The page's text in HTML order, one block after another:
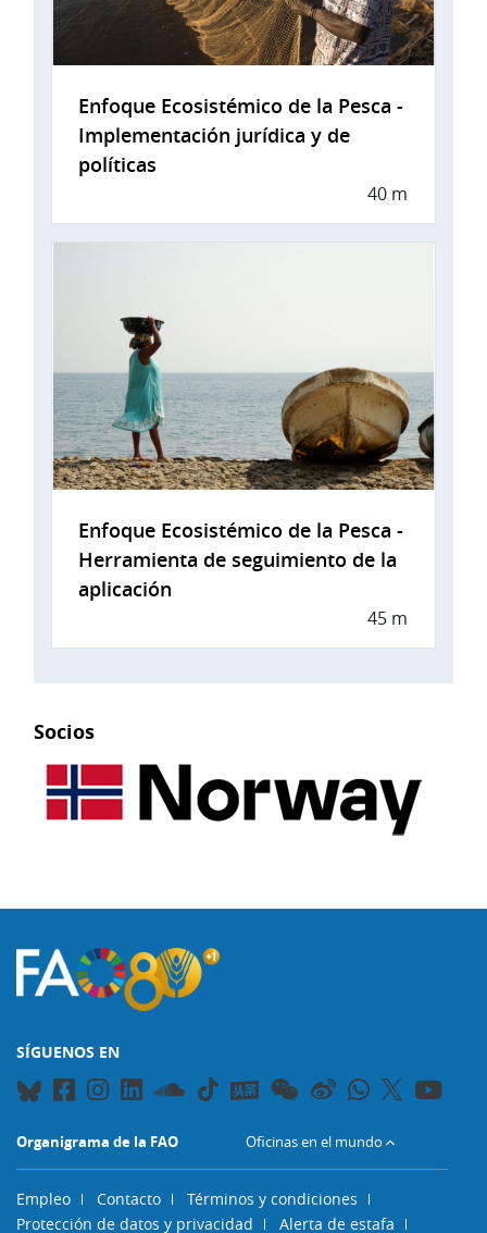
Enfoque Ecosistémico de la Pesca -
Implementación jurídica y de
políticas
40 m
Enfoque Ecosistémico de la Pesca -
Herramienta de seguimiento de la
aplicación
45 m
Socios
SÍGUENOS EN
Organigrama de la FAO Oficinas en el mundo
Empleo Contacto
Términos y condiciones
Protección de datos y privacidad
Alerta de estafa